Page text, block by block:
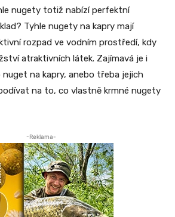
nugety totiž nabízí perfektní
Tyhle nugety na kapry mají
rozpad ve vodním prostředí, kdy
atraktivních látek. Zajímavá je i
na kapry, anebo třeba jejich
na to, co vlastně krmné nugety
-Reklama-